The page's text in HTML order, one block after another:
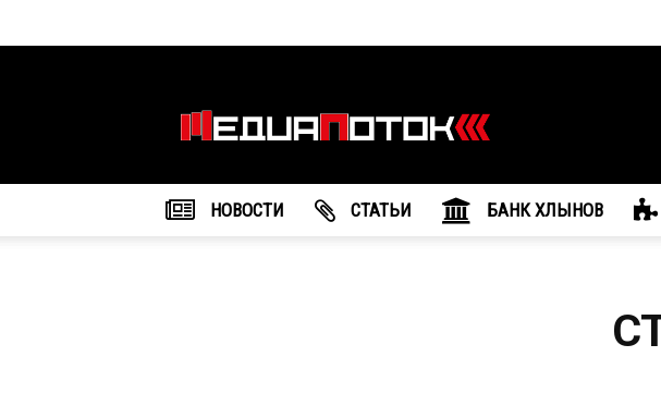
агентство
"МедиаПоток"
НОВОСТИ CТАТЬИ БАНК ХЛЫНОВ